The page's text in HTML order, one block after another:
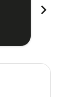
chevron_right